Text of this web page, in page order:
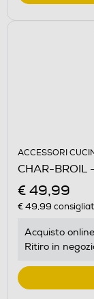
ACCESSORI
CHAR-BROIL
€ 49,99
€ 49,99
Acquisto
Ritiro in